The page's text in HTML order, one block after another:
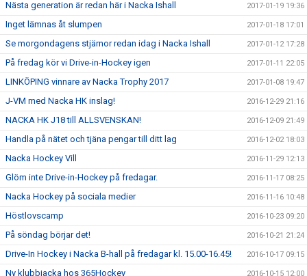
Nästa generation är redan här i Nacka Ishall 2017-01-19 19:36
Inget lämnas åt slumpen 2017-01-18 17:01
Se morgondagens stjärnor redan idag i Nacka Ishall 2017-01-12 17:28
På fredag kör vi Drive-in-Hockey igen 2017-01-11 22:05
LINKÖPING vinnare av Nacka Trophy 2017 2017-01-08 19:47
J-VM med Nacka HK inslag! 2016-12-29 21:16
NACKA HK J18 till ALLSVENSKAN! 2016-12-09 21:49
Handla på nätet och tjäna pengar till ditt lag 2016-12-02 18:03
Nacka Hockey Vill 2016-11-29 12:13
Glöm inte Drive-in-Hockey på fredagar. 2016-11-17 08:25
Nacka Hockey på sociala medier 2016-11-16 10:48
Höstlovscamp 2016-10-23 09:20
På söndag börjar det! 2016-10-21 21:24
Drive-In Hockey i Nacka B-hall på fredagar kl. 15.00-16.45! 2016-10-17 09:15
Ny klubbjacka hos 365Hockey 2016-10-15 12:00